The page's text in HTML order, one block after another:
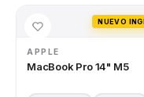
APPLE
MacBook Pro 14" M5